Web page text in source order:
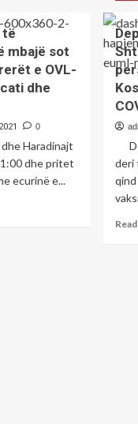
të
mbajë sot
e OVL-
dhe
0
Haradinajt
dhe pritet
ecurinë e...
deri